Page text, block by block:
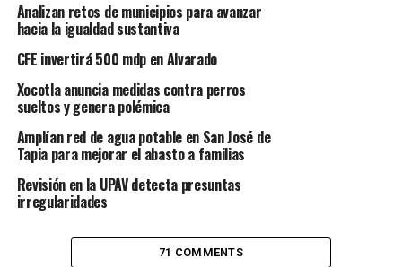
Indicó que incluso fue necesario abrir una oficina debido
a que una regidora quedó fuera tras un cambio de último
momento, situación que calificó como una falta de
respeto al proceso institucional.
Bretón Freito señaló que únicamente el área de
Protección Civil fue entregada en tiempo y forma,
mientras que dependencias clave continúan sin actas
oficiales de entrega.
parcialmente algunas áreas, aunque sin que exista un
Analizan retos de municipios para avanzar
hacia la igualdad sustantiva
CFE invertirá 500 mdp en Alvarado
Xocotla anuncia medidas contra perros
sueltos y genera polémica
Amplían red de agua potable en San José de
Tapia para mejorar el abasto a familias
Revisión en la UPAV detecta presuntas
irregularidades
71 COMMENTS